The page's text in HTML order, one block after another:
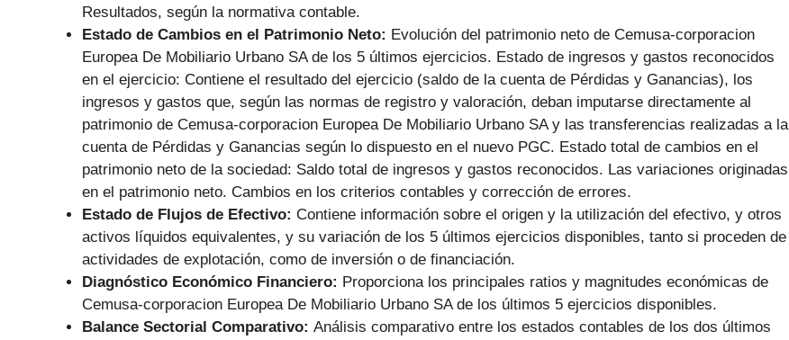
Resultados, según la normativa contable.
Estado de Cambios en el Patrimonio Neto: Evolución del patrimonio neto de Cemusa-corporacion
Europea De Mobiliario Urbano SA de los 5 últimos ejercicios. Estado de ingresos y gastos reconocidos
en el ejercicio: Contiene el resultado del ejercicio (saldo de la cuenta de Pérdidas y Ganancias), los
ingresos y gastos que, según las normas de registro y valoración, deban imputarse directamente al
patrimonio de Cemusa-corporacion Europea De Mobiliario Urbano SA y las transferencias realizadas a la
cuenta de Pérdidas y Ganancias según lo dispuesto en el nuevo PGC. Estado total de cambios en el
patrimonio neto de la sociedad: Saldo total de ingresos y gastos reconocidos. Las variaciones originadas
en el patrimonio neto. Cambios en los criterios contables y corrección de errores.
Estado de Flujos de Efectivo: Contiene información sobre el origen y la utilización del efectivo, y otros
activos líquidos equivalentes, y su variación de los 5 últimos ejercicios disponibles, tanto si proceden de
actividades de explotación, como de inversión o de financiación.
Diagnóstico Económico Financiero: Proporciona los principales ratios y magnitudes económicas de
Cemusa-corporacion Europea De Mobiliario Urbano SA de los últimos 5 ejercicios disponibles.
Balance Sectorial Comparativo: Análisis comparativo entre los estados contables de los dos últimos